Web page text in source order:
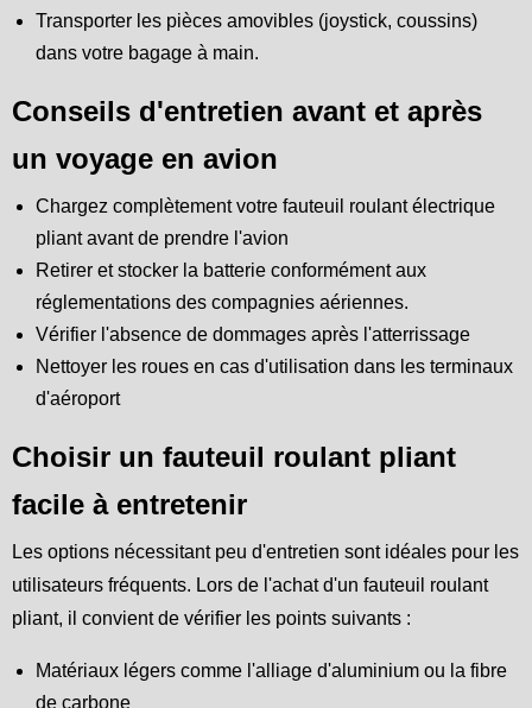
Transporter les pièces amovibles (joystick, coussins)
dans votre bagage à main.
Conseils d'entretien avant et après
un voyage en avion
Chargez complètement votre fauteuil roulant électrique
pliant avant de prendre l'avion
Retirer et stocker la batterie conformément aux
réglementations des compagnies aériennes.
Vérifier l'absence de dommages après l'atterrissage
Nettoyer les roues en cas d'utilisation dans les terminaux
d'aéroport
Choisir un fauteuil roulant pliant
facile à entretenir
Les options nécessitant peu d'entretien sont idéales pour les
utilisateurs fréquents. Lors de l'achat d'un fauteuil roulant
pliant, il convient de vérifier les points suivants :
Matériaux légers comme l'alliage d'aluminium ou la fibre
de carbone